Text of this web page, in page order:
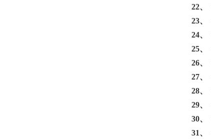
22、
23、
24、
25、
26、
27、
28、
29、
30、
31、